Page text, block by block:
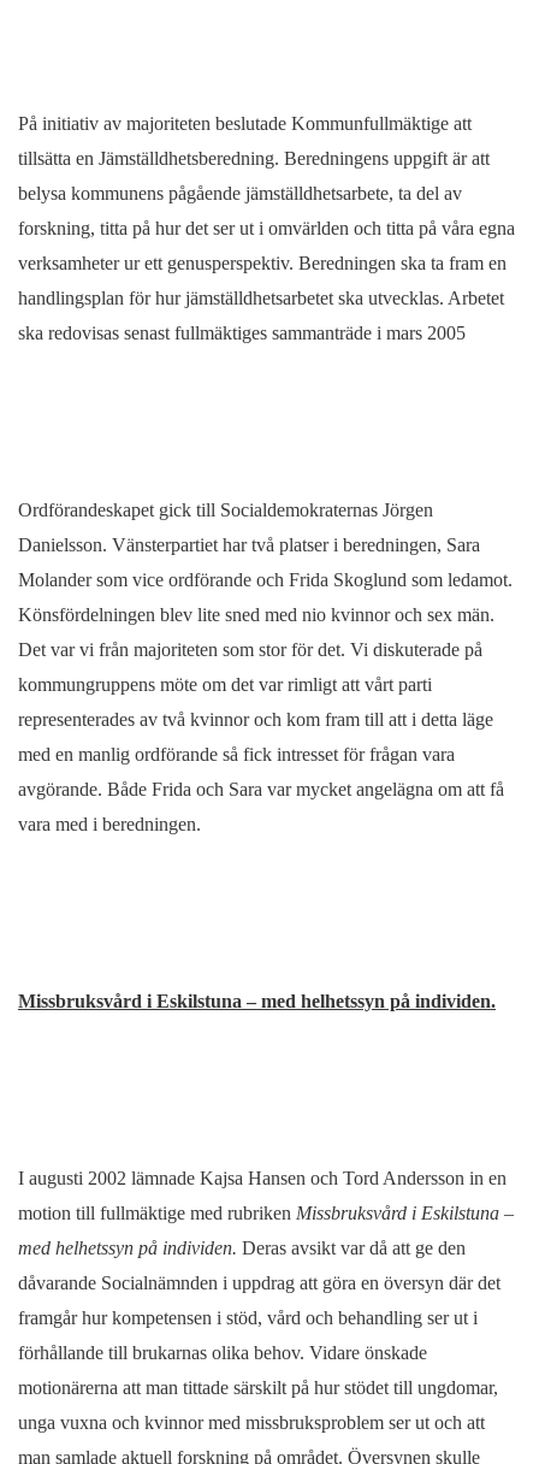
På initiativ av majoriteten beslutade Kommunfullmäktige att
tillsätta en Jämställdhetsberedning. Beredningens uppgift är att
belysa kommunens pågående jämställdhetsarbete, ta del av
forskning, titta på hur det ser ut i omvärlden och titta på våra egna
verksamheter ur ett genusperspektiv. Beredningen ska ta fram en
handlingsplan för hur jämställdhetsarbetet ska utvecklas. Arbetet
ska redovisas senast fullmäktiges sammanträde i mars 2005
Ordförandeskapet gick till Socialdemokraternas Jörgen
Danielsson. Vänsterpartiet har två platser i beredningen, Sara
Molander som vice ordförande och Frida Skoglund som ledamot.
Könsfördelningen blev lite sned med nio kvinnor och sex män.
Det var vi från majoriteten som stor för det. Vi diskuterade på
kommungruppens möte om det var rimligt att vårt parti
representerades av två kvinnor och kom fram till att i detta läge
med en manlig ordförande så fick intresset för frågan vara
avgörande. Både Frida och Sara var mycket angelägna om att få
vara med i beredningen.
Missbruksvård i Eskilstuna – med helhetssyn på individen.
I augusti 2002 lämnade Kajsa Hansen och Tord Andersson in en
motion till fullmäktige med rubriken Missbruksvård i Eskilstuna –
med helhetssyn på individen. Deras avsikt var då att ge den
dåvarande Socialnämnden i uppdrag att göra en översyn där det
framgår hur kompetensen i stöd, vård och behandling ser ut i
förhållande till brukarnas olika behov. Vidare önskade
motionärerna att man tittade särskilt på hur stödet till ungdomar,
unga vuxna och kvinnor med missbruksproblem ser ut och att
man samlade aktuell forskning på området. Översynen skulle